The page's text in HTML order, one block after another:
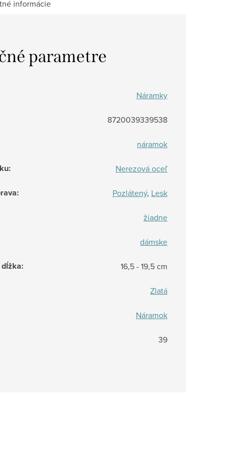
informácie
parametre
Náramky
8720039339538
náramok
: Nerezová oceľ
: Pozlátený, Lesk
žiadne
dámske
: 16,5 - 19,5 cm
Zlatá
Náramok
39